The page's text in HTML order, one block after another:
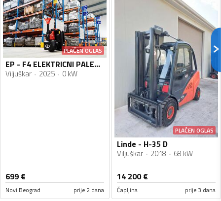
PLAĆEN OGLAS
EP - F4 ELEKTRICNI PALETAR
Viljuškar 2025 0 kW
699 €
Novi Beograd prije 2 dana
PLAĆEN OGLAS
Linde - H-35 D
Viljuškar 2018 68 kW
14 200€
Čapljina prije 3 dana